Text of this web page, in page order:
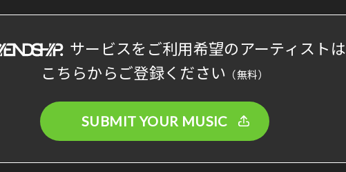
サービスをご利用希望のアーティストは
こちらからご登録ください （無料）
SUBMIT YOUR MUSIC